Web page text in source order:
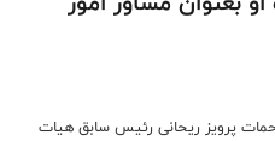
پرویز ریحانی رئیس سابق هیات